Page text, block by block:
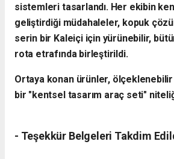
sistemleri tasarlandı. Her ekibin
geliştirdiği müdahaleler, kopuk
serin bir Kaleiçi için yürünebilir,
rota etrafında birleştirildi.
Ortaya konan ürünler,
bir "kentsel tasarım araç seti"
- ​Teşekkür Belgeleri Takdim